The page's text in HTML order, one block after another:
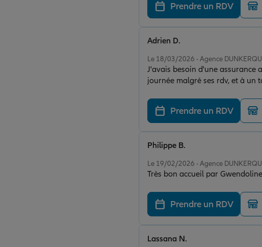
Prendre un RDV
Le 18/03/2026 - Agence
J'avais besoin d'une assurance
journée malgré ses rdv, et à un
Adrien D.
Prendre un RDV
Le 19/02/2026 - Agence
Très bon accueil par
Philippe B.
Prendre un RDV
Lassana N.